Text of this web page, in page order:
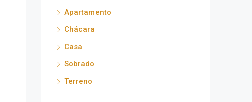
Apartamento
Chácara
Casa
Sobrado
Terreno